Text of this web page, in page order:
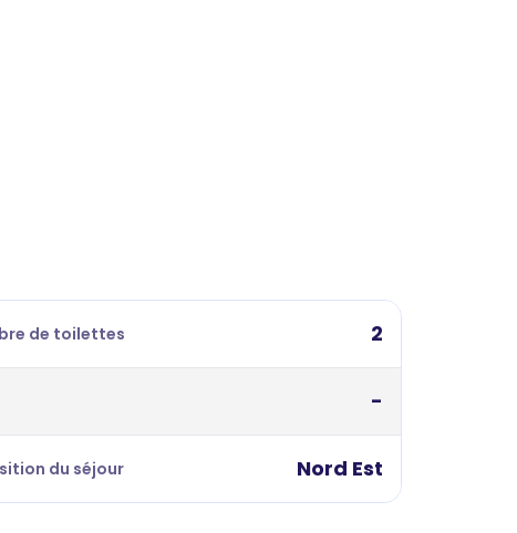
de toilettes 2
-
du séjour Nord Est